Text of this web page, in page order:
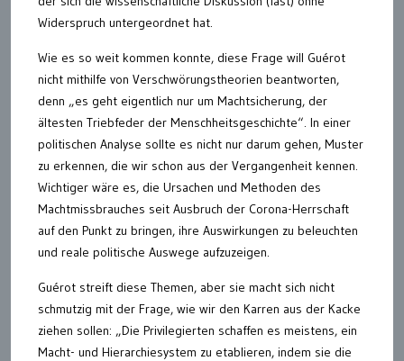
Widerspruch untergeordnet hat.
Wie es so weit kommen konnte, diese Frage will Guérot
nicht mithilfe von Verschwörungstheorien beantworten,
denn „es geht eigentlich nur um Machtsicherung, der
ältesten Triebfeder der Menschheitsgeschichte“. In einer
politischen Analyse sollte es nicht nur darum gehen, Muster
zu erkennen, die wir schon aus der Vergangenheit kennen.
Wichtiger wäre es, die Ursachen und Methoden des
Machtmissbrauches seit Ausbruch der Corona-Herrschaft
auf den Punkt zu bringen, ihre Auswirkungen zu beleuchten
und reale politische Auswege aufzuzeigen.
Guérot streift diese Themen, aber sie macht sich nicht
schmutzig mit der Frage, wie wir den Karren aus der Kacke
ziehen sollen: „Die Privilegierten schaffen es meistens, ein
Macht- und Hierarchiesystem zu etablieren, indem sie die